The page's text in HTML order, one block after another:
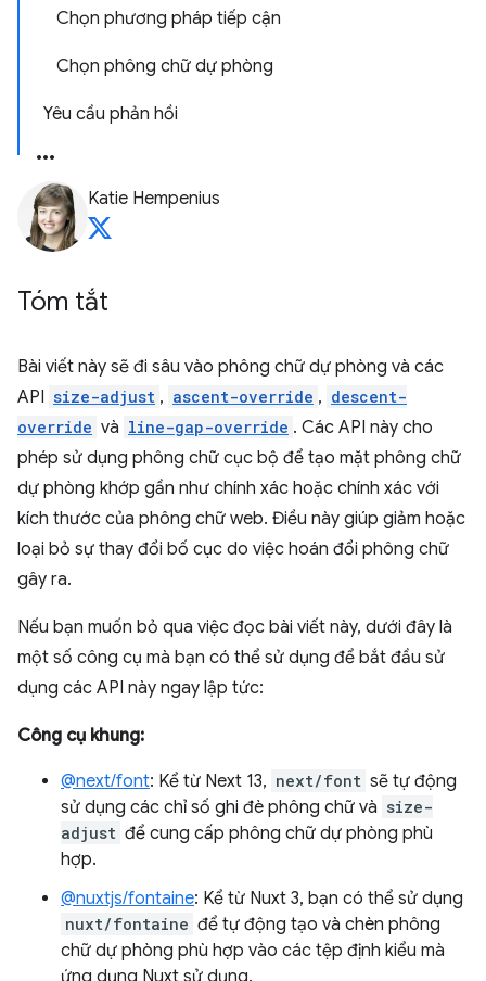
Chọn phương pháp tiếp cận
Chọn phông chữ dự phòng
Yêu cầu phản hồi
Katie Hempenius
Tóm tắt
Bài viết này sẽ đi sâu vào phông chữ dự phòng và các
API size-adjust , ascent-override , descent-
override và line-gap-override . Các API này cho
phép sử dụng phông chữ cục bộ để tạo mặt phông chữ
dự phòng khớp gần như chính xác hoặc chính xác với
kích thước của phông chữ web. Điều này giúp giảm hoặc
loại bỏ sự thay đổi bố cục do việc hoán đổi phông chữ
gây ra.
Nếu bạn muốn bỏ qua việc đọc bài viết này, dưới đây là
một số công cụ mà bạn có thể sử dụng để bắt đầu sử
dụng các API này ngay lập tức:
Công cụ khung:
@next/font: Kể từ Next 13, next/font sẽ tự động
sử dụng các chỉ số ghi đè phông chữ và size-
adjust để cung cấp phông chữ dự phòng phù
hợp.
@nuxtjs/fontaine: Kể từ Nuxt 3, bạn có thể sử dụng
nuxt/fontaine để tự động tạo và chèn phông
chữ dự phòng phù hợp vào các tệp định kiểu mà
ứng dụng Nuxt sử dụng.